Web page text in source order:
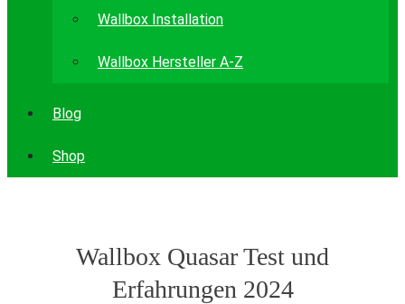
Wallbox Installation
Wallbox Hersteller A-Z
Blog
Shop
Wallbox Quasar Test und
Erfahrungen 2024